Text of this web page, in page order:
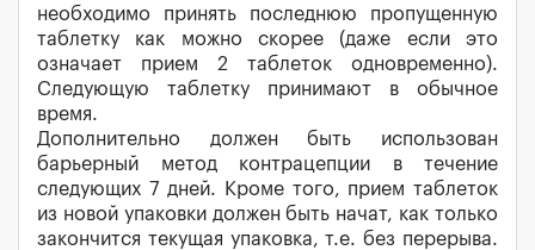
необходимо принять последнюю пропущенную
таблетку как можно скорее (даже если это
означает прием 2 таблеток одновременно).
Следующую таблетку принимают в обычное
время.
Дополнительно должен быть использован
барьерный метод контрацепции в течение
следующих 7 дней. Кроме того, прием таблеток
из новой упаковки должен быть начат, как только
закончится текущая упаковка, т.е. без перерыва.